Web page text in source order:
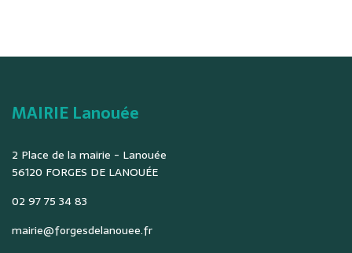
MAIRIE Lanouée
2 Place de la mairie - Lanouée
56120 FORGES DE LANOUÉE
02 97 75 34 83
mairie@forgesdelanouee.fr